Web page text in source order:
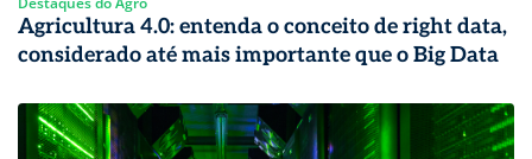
Agricultura 4.0: entenda o conceito de right data,
considerado até mais importante que o Big Data